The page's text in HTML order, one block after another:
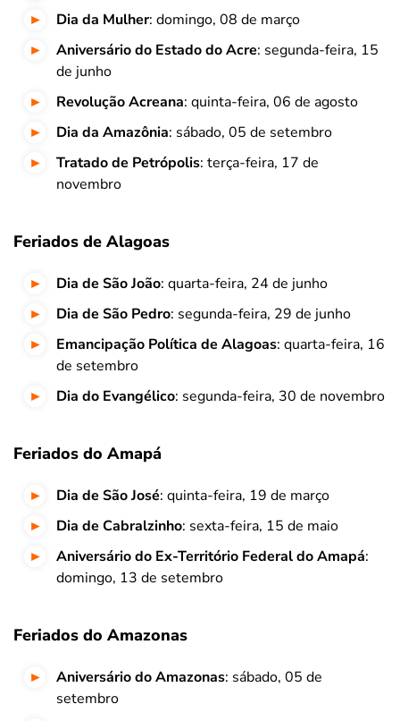
Dia da Mulher: domingo, 08 de março
Aniversário do Estado do Acre: segunda-feira, 15
de junho
Revolução Acreana: quinta-feira, 06 de agosto
Dia da Amazônia: sábado, 05 de setembro
Tratado de Petrópolis: terça-feira, 17 de
novembro
Feriados de Alagoas
Dia de São João: quarta-feira, 24 de junho
Dia de São Pedro: segunda-feira, 29 de junho
Emancipação Política de Alagoas: quarta-feira, 16
de setembro
Dia do Evangélico: segunda-feira, 30 de novembro
Feriados do Amapá
Dia de São José: quinta-feira, 19 de março
Dia de Cabralzinho: sexta-feira, 15 de maio
Aniversário do Ex-Território Federal do Amapá:
domingo, 13 de setembro
Feriados do Amazonas
Aniversário do Amazonas: sábado, 05 de
setembro